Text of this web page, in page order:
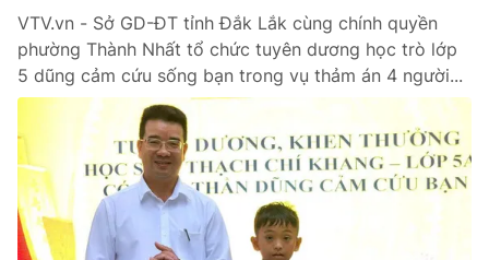
Xã hội
Pháp luật
Y tế
Thế giới
VTV.vn - Sở GD-ĐT tỉnh Đắk Lắk cùng chính quyền
phường Thành Nhất tổ chức tuyên dương học trò lớp
5 dũng cảm cứu sống bạn trong vụ thảm án 4 người...